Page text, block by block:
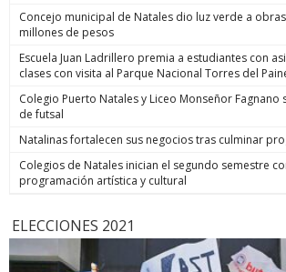
Concejo municipal de Natales dio luz verde a
millones de pesos
Escuela Juan Ladrillero premia a estudiantes con
clases con visita al Parque Nacional Torres del
Colegio Puerto Natales y Liceo Monseñor Fagnano
de futsal
Natalinas fortalecen sus negocios tras culminar
Colegios de Natales inician el segundo semestre
programación artística y cultural
ELECCIONES 2021